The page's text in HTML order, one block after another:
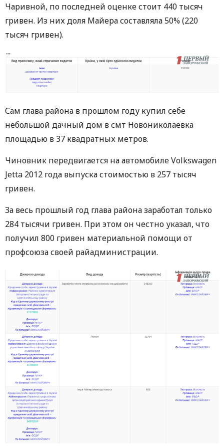
Чаривной, по последней оценке стоит 440 тысяч
гривен. Из них доля Майера составляла 50% (220
тысяч гривен).
Сам глава района в прошлом году купил себе
небольшой дачный дом в смт Новониколаевка
площадью в 37 квадратных метров.
Чиновник передвигается на автомобиле Volkswagen
Jetta 2012 года выпуска стоимостью в 257 тысяч
гривен.
За весь прошлый год глава района заработал только
284 тысячи гривен. При этом он честно указал, что
получил 800 гривен материальной помощи от
профсоюза своей райадминистрации.